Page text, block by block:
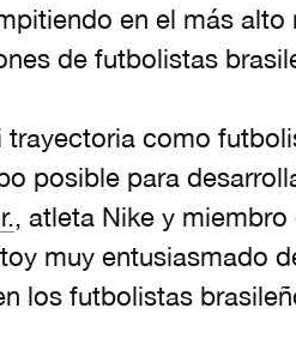
en el más alto
de futbolistas
trayectoria como
posible para
, atleta Nike y
muy entusiasmado
los futbolistas